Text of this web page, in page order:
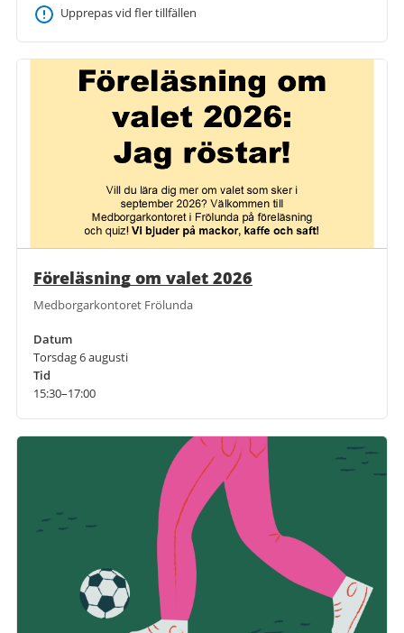
Upprepas vid fler tillfällen
Föreläsning om valet 2026
Medborgarkontoret Frölunda
Datum
Torsdag 6 augusti
Tid
15:30–17:00